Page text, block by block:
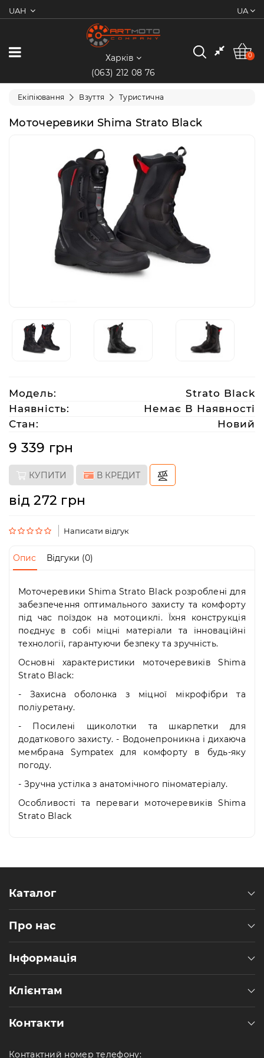
UAH UA
0
Категорії
Мотоцикли
Електротранспорт
Екіпіювання
Запчастини
(063)
212
08
76
artmoto.info@gmail.com
Режим
Пн-
09:00
-
Сб
10:00
-
19:00
-
вихідний
Харків
(063) 212 08 76
0
Екіпіювання Взуття Туристична
Моточеревики Shima Strato Black
Модель:
Strato Black
Наявність:
Немає В Наявності
Стан:
Новий
9 339 грн
КУПИТИ В КРЕДИТ
від 272 грн
Написати відгук
Опис Відгуки (0)
Моточеревики Shima Strato Black розроблені для
забезпечення оптимального захисту та комфорту
під час поїздок на мотоциклі. Їхня конструкція
поєднує в собі міцні матеріали та інноваційні
технології, гарантуючи безпеку та зручність.
Основні характеристики моточеревиків Shima
Strato Black:
- Захисна оболонка з міцної мікрофібри та
поліуретану.
- Посилені щиколотки та шкарпетки для
додаткового захисту. - Водонепроникна і дихаюча
мембрана Sympatex для комфорту в будь-яку
погоду.
- Зручна устілка з анатомічного піноматеріалу.
Особливості та переваги моточеревиків Shima
Strato Black
Каталог
Про нас
Інформація
Клієнтам
Контакти
Контактний номер телефону: